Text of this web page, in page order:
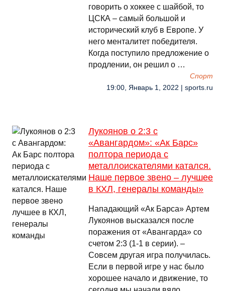
говорить о хоккее с шайбой, то
ЦСКА – самый большой и
исторический клуб в Европе. У
него менталитет победителя.
Когда поступило предложение о
продлении, он решил о …
Спорт
19:00, Январь 1, 2022 | sports.ru
Лукоянов о 2:3 с
«Авангардом»: «Ак Барс»
полтора периода с
металлоискателями катался.
Наше первое звено – лучшее
в КХЛ, генералы команды»
Нападающий «Ак Барса» Артем
Лукоянов высказался после
поражения от «Авангарда» со
счетом 2:3 (1-1 в серии). –
Совсем другая игра получилась.
Если в первой игре у нас было
хорошее начало и движение, то